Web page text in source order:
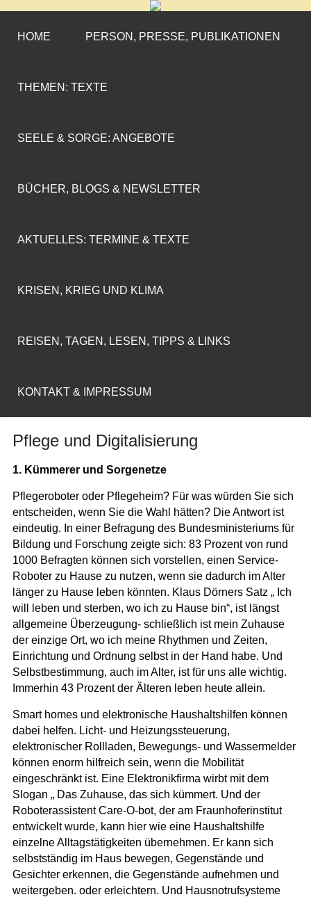
CORNELIA COENEN-
MARX
»ENGAGEMENT MIT PROFIL«
HOME PERSON, PRESSE, PUBLIKATIONEN
THEMEN: TEXTE
SEELE & SORGE: ANGEBOTE
BÜCHER, BLOGS & NEWSLETTER
AKTUELLES: TERMINE & TEXTE
KRISEN, KRIEG UND KLIMA
REISEN, TAGEN, LESEN, TIPPS & LINKS
KONTAKT & IMPRESSUM
Pflege und Digitalisierung
1. Kümmerer und Sorgenetze
Pflegeroboter oder Pflegeheim? Für was würden Sie sich
entscheiden, wenn Sie die Wahl hätten? Die Antwort ist
eindeutig. In einer Befragung des Bundesministeriums für
Bildung und Forschung zeigte sich: 83 Prozent von rund
1000 Befragten können sich vorstellen, einen Service-
Roboter zu Hause zu nutzen, wenn sie dadurch im Alter
länger zu Hause leben könnten. Klaus Dörners Satz „ Ich
will leben und sterben, wo ich zu Hause bin“, ist längst
allgemeine Überzeugung- schließlich ist mein Zuhause
der einzige Ort, wo ich meine Rhythmen und Zeiten,
Einrichtung und Ordnung selbst in der Hand habe. Und
Selbstbestimmung, auch im Alter, ist für uns alle wichtig.
Immerhin 43 Prozent der Älteren leben heute allein.
Smart homes und elektronische Haushaltshilfen können
dabei helfen. Licht- und Heizungssteuerung,
elektronischer Rollladen, Bewegungs- und Wassermelder
können enorm hilfreich sein, wenn die Mobilität
eingeschränkt ist. Eine Elektronikfirma wirbt mit dem
Slogan „ Das Zuhause, das sich kümmert. Und der
Roboterassistent Care-O-bot, der am Fraunhoferinstitut
entwickelt wurde, kann hier wie eine Haushaltshilfe
einzelne Alltagstätigkeiten übernehmen. Er kann sich
selbstständig im Haus bewegen, Gegenstände und
Gesichter erkennen, die Gegenstände aufnehmen und
weitergeben. oder erleichtern. Und Hausnotrufsysteme